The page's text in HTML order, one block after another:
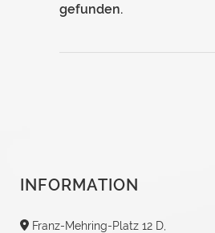
gefunden.
INFORMATION
Franz-Mehring-Platz 12 D,